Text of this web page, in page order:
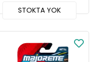
STOKTA YOK